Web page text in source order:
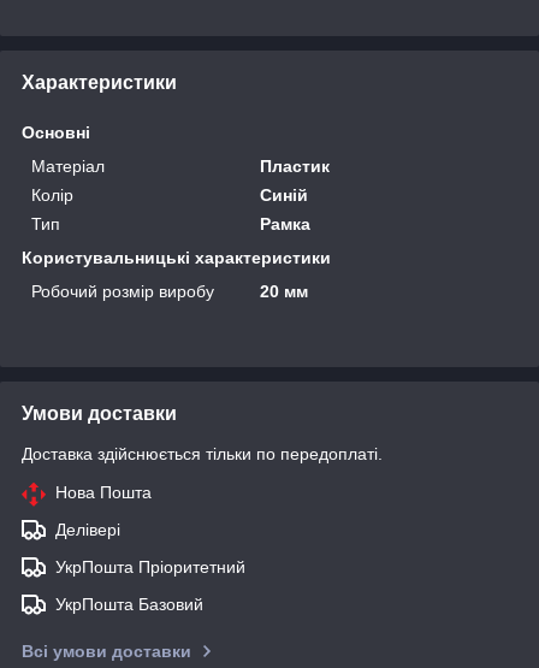
Характеристики
Основні
Матеріал
Пластик
Колір
Синій
Тип
Рамка
Користувальницькі характеристики
Робочий розмір виробу
20 мм
Умови доставки
Доставка здійснюється тільки по передоплаті.
Нова Пошта
Делівері
УкрПошта Пріоритетний
УкрПошта Базовий
Всі умови доставки